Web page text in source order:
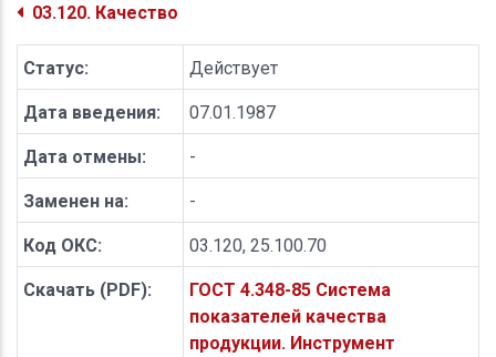
03.120. Качество
Статус: Действует
Дата введения: 07.01.1987
Дата отмены: -
Заменен на: -
Код ОКС: 03.120, 25.100.70
Скачать (PDF):
ГОСТ 4.348-85 Система
показателей качества
продукции. Инструмент